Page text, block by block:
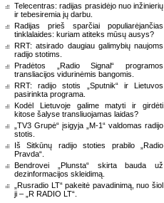
Telecentras: radijas prasidėjo nuo inžinierių
ir tebesiremia jų darbu.
Radijas prieš sparčiai populiarėjančias
tinklalaides: kuriam atiteks mūsų ausys?
RRT: atsirado daugiau galimybių naujoms
radijo stotims.
Pradėtos „Radio Signal“ programos
transliacijos vidurinėmis bangomis.
RRT: radijo stotis „Sputnik“ ir Lietuvos
pasirinkta programa.
Kodėl Lietuvoje galime matyti ir girdėti
kitose šalyse transliuojamas laidas?
„TV3 Grupė“ įsigyja „M-1“ valdomas radijo
stotis.
Iš Sitkūnų radijo stoties prabilo „Radio
Pravda“.
Bendrovei „Plunsta“ skirta bauda už
dezinformacijos skleidimą.
„Rusradio LT“ pakeitė pavadinimą, nuo šiol
ji – „R RADIO LT“.